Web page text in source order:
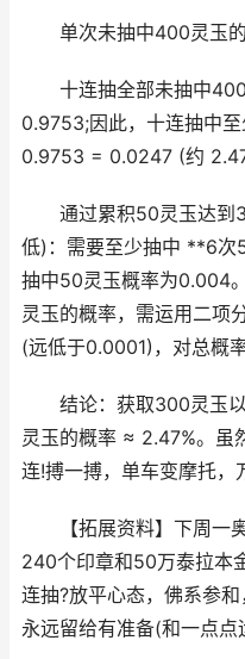
单次未抽中400灵玉
十连抽全部未抽中400
0.9753;因此，十连抽中
0.9753 = 0.0247 (约
通过累积50灵玉达到
低)：需要至少抽中 **6
抽中50灵玉概率为0.004
灵玉的概率，需运用二项
(远低于0.0001)，对总概
结论：获取300灵玉以
灵玉的概率 ≈ 2.47%。虽
连!搏一搏，单车变摩托，
【拓展资料】下周一奥
240个印章和50万泰拉本
连抽?放平心态，佛系参
永远留给有准备(和一点点